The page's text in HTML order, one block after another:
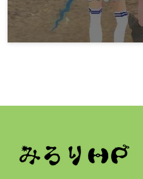
15年前
15年前